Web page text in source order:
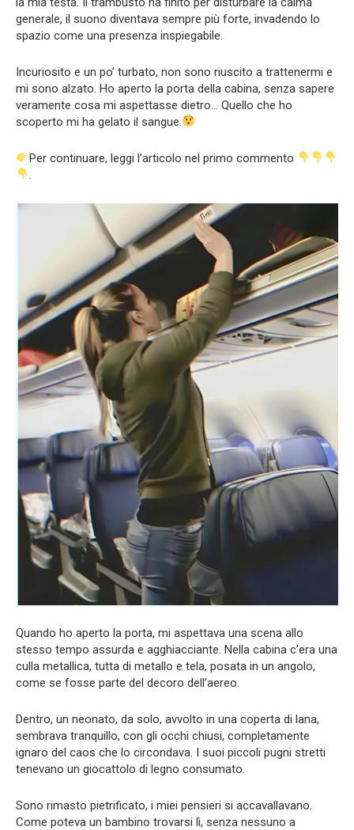
generale, il suono diventava sempre più forte, invadendo lo
spazio come una presenza inspiegabile.
Incuriosito e un po’ turbato, non sono riuscito a trattenermi e
mi sono alzato. Ho aperto la porta della cabina, senza sapere
veramente cosa mi aspettasse dietro… Quello che ho
scoperto mi ha gelato il sangue.
Per continuare, leggi l’articolo nel primo commento
Quando ho aperto la porta, mi aspettava una scena allo
stesso tempo assurda e agghiacciante. Nella cabina c’era una
culla metallica, tutta di metallo e tela, posata in un angolo,
come se fosse parte del decoro dell’aereo.
Dentro, un neonato, da solo, avvolto in una coperta di lana,
sembrava tranquillo, con gli occhi chiusi, completamente
ignaro del caos che lo circondava. I suoi piccoli pugni stretti
tenevano un giocattolo di legno consumato.
Sono rimasto pietrificato, i miei pensieri si accavallavano.
Come poteva un bambino trovarsi lì, senza nessuno a